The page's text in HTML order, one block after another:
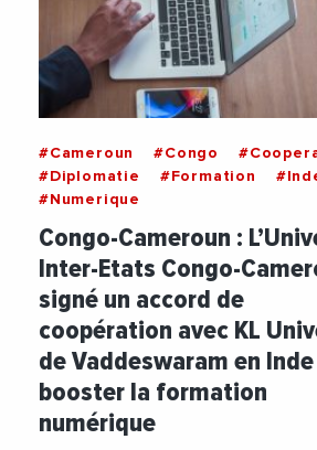
#Cameroun #Congo
#Diplomatie
#Formation
#Numerique
Congo-Cameroun :
Inter-Etats Congo-
signé un accord de
coopération avec KL
de Vaddeswaram en
booster la formation
numérique